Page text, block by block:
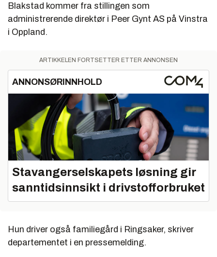
Blakstad kommer fra stillingen som
administrerende direktør i Peer Gynt AS på Vinstra
i Oppland.
ARTIKKELEN FORTSETTER ETTER ANNONSEN
ANNONSØRINNHOLD
Stavangerselskapets løsning gir
sanntidsinnsikt i drivstofforbruket
Hun driver også familiegård i Ringsaker, skriver
departementet i en pressemelding.